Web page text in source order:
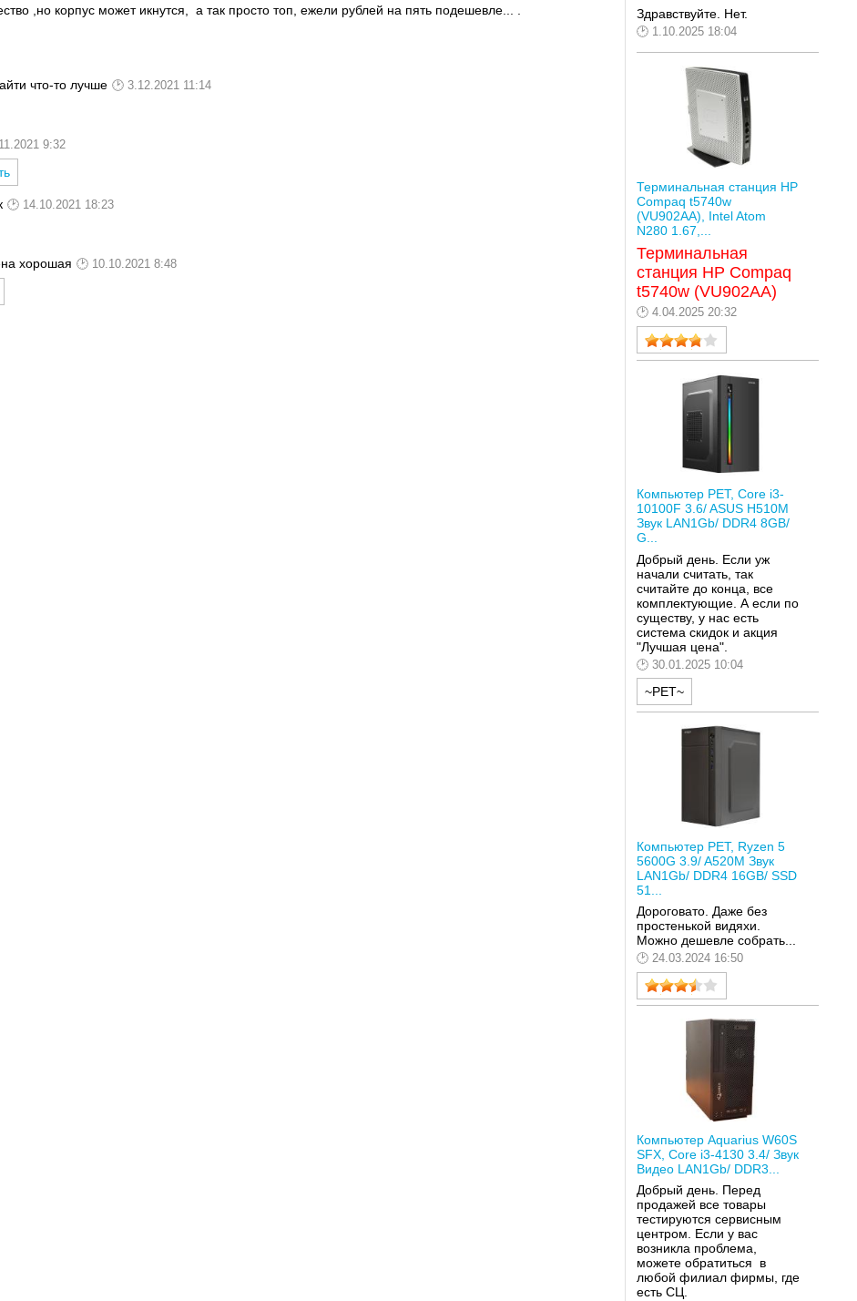
,но корпус может икнутся, а так просто топ, ежели рублей на пять подешевле... .
что-то лучше 3.12.2021 11:14
9:32
14.10.2021 18:23
хорошая 10.10.2021 8:48
Здравствуйте. Нет.
1.10.2025 18:04
Терминальная станция HP
Compaq t5740w
(VU902AA), Intel Atom
N280 1.67,...
Терминальная
станция HP Compaq
t5740w (VU902AA)
4.04.2025 20:32
Компьютер РЕТ, Core i3-
10100F 3.6/ ASUS H510M
Звук LAN1Gb/ DDR4 8GB/
G...
Добрый день. Если уж
начали считать, так
считайте до конца, все
комплектующие. А если по
существу, у нас есть
система скидок и акция
"Лучшая цена".
30.01.2025 10:04
~РЕТ~
Компьютер РЕТ, Ryzen 5
5600G 3.9/ A520M Звук
LAN1Gb/ DDR4 16GB/ SSD
51...
Дороговато. Даже без
простенькой видяхи.
Можно дешевле собрать...
24.03.2024 16:50
Компьютер Aquarius W60S
SFX, Core i3-4130 3.4/ Звук
Видео LAN1Gb/ DDR3...
Добрый день. Перед
продажей все товары
тестируются сервисным
центром. Если у вас
возникла проблема,
можете обратиться в
любой филиал фирмы, где
есть СЦ.